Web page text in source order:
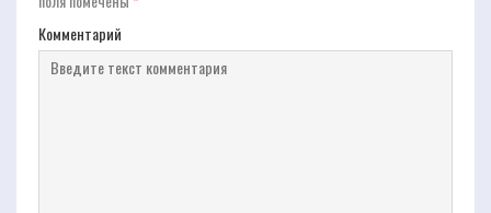
Комментарий